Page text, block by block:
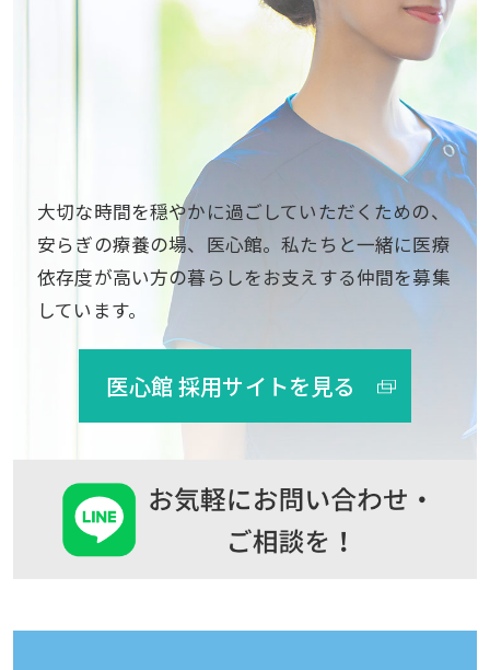
大切な時間を穏やかに過ごしていただくための、
安らぎの療養の場、医心館。私たちと一緒に医療
依存度が高い方の暮らしをお支えする仲間を募集
しています。
医心館 採用サイトを見る